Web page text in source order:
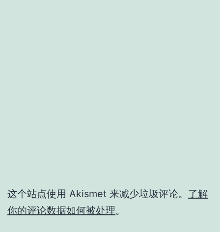
这个站点使用 Akismet 来减少垃圾评论。 了解
你的评论数据如何被处理。